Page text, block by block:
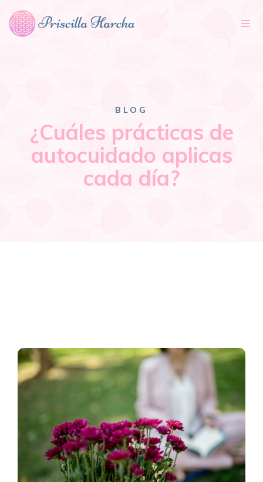
BLOG
¿Cuáles prácticas de
autocuidado aplicas
cada día?